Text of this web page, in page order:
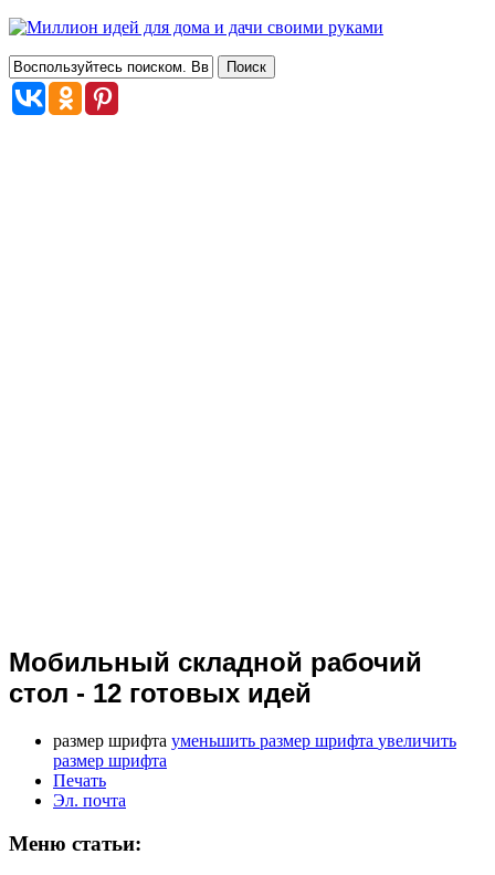
Мобильный складной рабочий
стол - 12 готовых идей
размер шрифта уменьшить размер шрифта увеличить
размер шрифта
Печать
Эл. почта
Меню статьи: